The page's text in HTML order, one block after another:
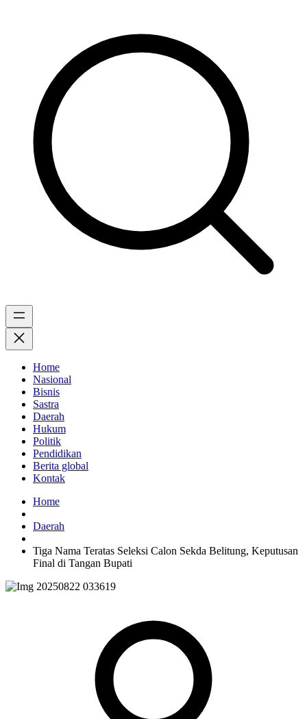
Home
Nasional
Bisnis
Sastra
Daerah
Hukum
Politik
Pendidikan
Berita global
Kontak
Home
Daerah
Tiga Nama Teratas Seleksi Calon Sekda Belitung, Keputusan
Final di Tangan Bupati